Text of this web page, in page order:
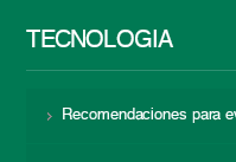
TECNOLOGÍA
Recomendaciones para